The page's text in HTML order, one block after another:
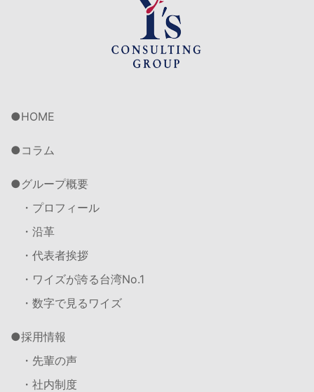
HOME
コラム
グループ概要
・プロフィール
・沿革
・代表者挨拶
・ワイズが誇る台湾No.1
・数字で見るワイズ
採用情報
・先輩の声
・社内制度